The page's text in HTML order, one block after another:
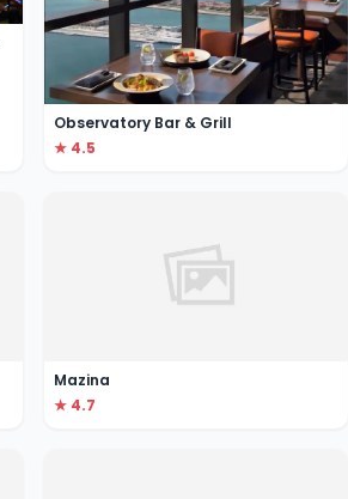
Observatory Bar & Grill
★ 4.5
Mazina
★ 4.7